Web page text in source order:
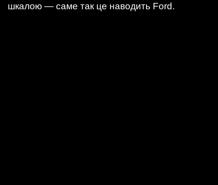
шкалою — саме так це наводить Ford.